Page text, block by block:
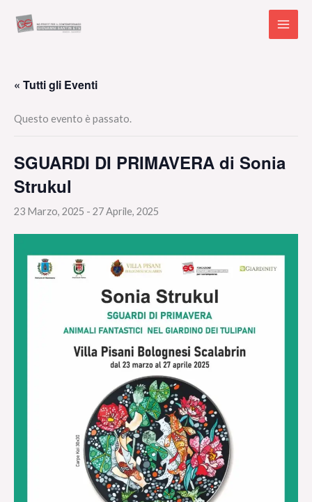
« Tutti gli Eventi
Questo evento è passato.
SGUARDI DI PRIMAVERA di Sonia
Strukul
23 Marzo, 2025 - 27 Aprile, 2025